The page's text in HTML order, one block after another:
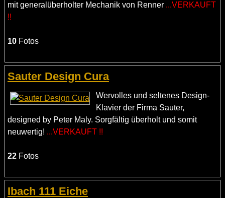
mit generalüberholter Mechanik von Renner ...VERKAUFT
!!
10Fotos
Sauter Design Cura
Wervolles und seltenes Design-
Klavier der Firma Sauter,
designed by Peter Maly. Sorgfältig überholt und somit
neuwertig! ...VERKAUFT !!
22Fotos
Ibach 111 Eiche